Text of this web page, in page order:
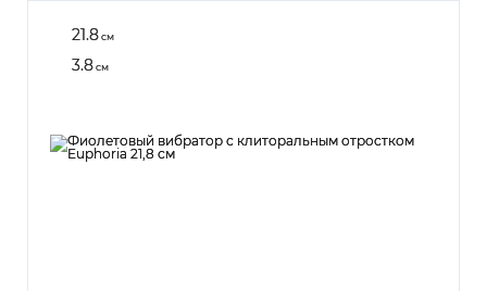
21.8см
3.8см